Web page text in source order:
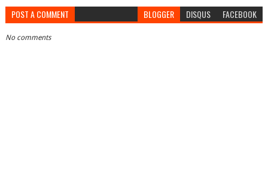
POST A COMMENT BLOGGER DISQUS FACEBOOK
No comments